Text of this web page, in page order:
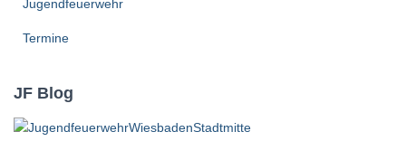
Jugendfeuerwehr
Termine
JF Blog